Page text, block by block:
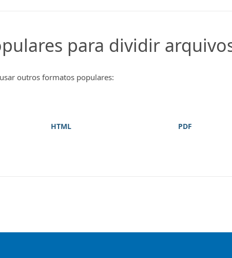
para dividir
outros formatos populares:
HTML
PDF